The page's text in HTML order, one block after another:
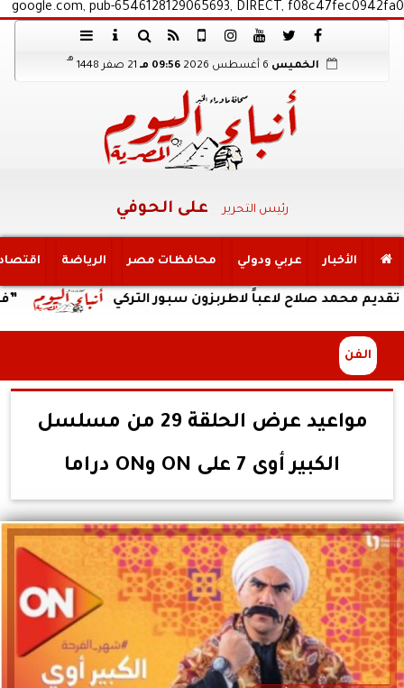
google.com, pub-6546128129065693, DIRECT, f08c47fec0942fa0
الخميس 09:56 مـ 21 صفر 1448
هـ
رئيس التحرير على الحوفي
الأخبار عربي ودولي محافظات مصر الرياضة
”فيفا” صلاح لاعباً لاطربزون سبور التركي
الفن
مواعيد عرض الحلقة 29 من مسلسل
الكبير أوى 7 على ON وON دراما